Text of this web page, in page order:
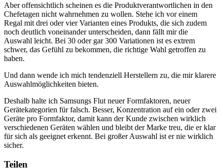
Aber offensichtlich scheinen es die Produktverantwortlichen in den
Chefetagen nicht wahrnehmen zu wollen. Stehe ich vor einem
Regal mit drei oder vier Varianten eines Produkts, die sich zudem
noch deutlich voneinander unterscheiden, dann fällt mir die
Auswahl leicht. Bei 30 oder gar 300 Variationen ist es extrem
schwer, das Gefühl zu bekommen, die richtige Wahl getroffen zu
haben.
Und dann wende ich mich tendenziell Herstellern zu, die mir klarere
Auswahlmöglichkeiten bieten.
Deshalb halte ich Samsungs Flut neuer Formfaktoren, neuer
Gerätekategorien für falsch. Besser, Konzentration auf ein oder zwei
Geräte pro Formfaktor, damit kann der Kunde zwischen wirklich
verschiedenen Geräten wählen und bleibt der Marke treu, die er klar
für sich als geeignet erkennt. Bei großer Auswahl ist er nie wirklich
sicher.
Teilen